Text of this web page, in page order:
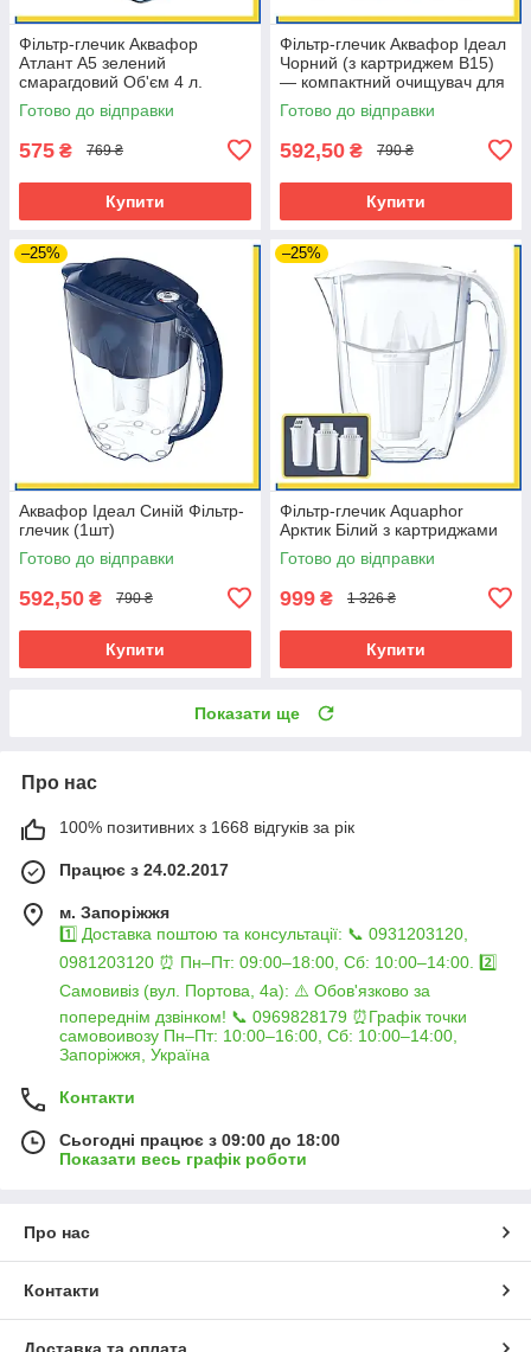
Фільтр-глечик Аквафор
Атлант А5 зелений
смарагдовий Об'єм 4 л.
(Естонія)
Готово до відправки
575 ₴ 769 ₴
Купити
Фільтр-глечик Аквафор Ідеал
Чорний (з картриджем В15)
— компактний очищувач для
води (Естонія)
Готово до відправки
592,50 ₴ 790 ₴
Купити
–25%
Аквафор Ідеал Синій Фільтр-
глечик (1шт)
Готово до відправки
592,50 ₴ 790 ₴
Купити
–25%
Фільтр-глечик Aquaphor
Арктик Білий з картриджами
Готово до відправки
999 ₴ 1 326 ₴
Купити
Показати ще
Про нас
100% позитивних з 1668 відгуків за рік
Працює з 24.02.2017
м. Запоріжжя
1️⃣ Доставка поштою та консультації: 📞 0931203120,
0981203120 ⏰ Пн–Пт: 09:00–18:00, Сб: 10:00–14:00. 2️⃣
Самовивіз (вул. Портова, 4а): ⚠️ Обов'язково за
попереднім дзвінком! 📞 0969828179 ⏰Графік точки
самовоивозу Пн–Пт: 10:00–16:00, Сб: 10:00–14:00,
Запоріжжя, Україна
Контакти
Сьогодні працює з 09:00 до 18:00
Показати весь графік роботи
Про нас
Контакти
Доставка та оплата